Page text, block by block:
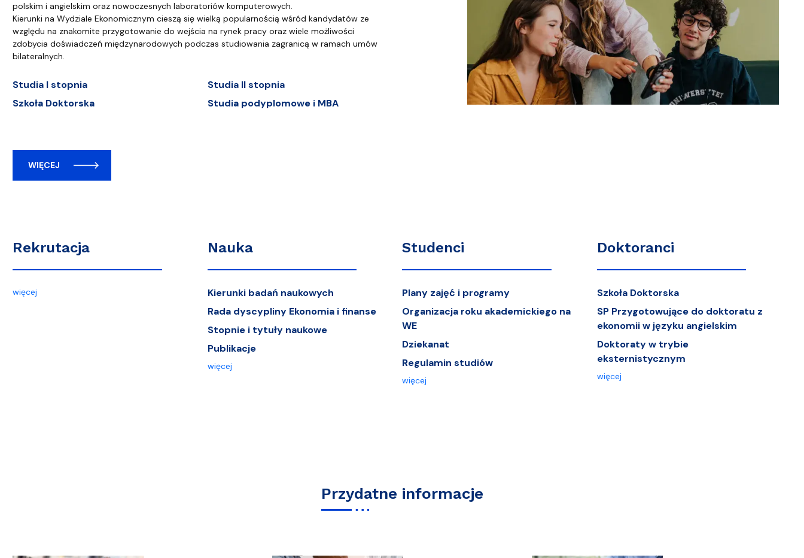
polskim i angielskim oraz nowoczesnych laboratoriów komputerowych.
Kierunki na Wydziale Ekonomicznym cieszą się wielką popularnością wśród kandydatów ze
względu na znakomite przygotowanie do wejścia na rynek pracy oraz wiele możliwości
zdobycia doświadczeń międzynarodowych podczas studiowania zagranicą w ramach umów
bilateralnych.
Studia I stopnia
Studia II stopnia
Szkoła Doktorska
Studia podyplomowe i MBA
WIĘCEJ
Rekrutacja
więcej
Nauka
Kierunki badań naukowych
Rada dyscypliny Ekonomia i finanse
Stopnie i tytuły naukowe
Publikacje
więcej
Studenci
Plany zajęć i programy
Organizacja roku akademickiego na
WE
Dziekanat
Regulamin studiów
więcej
Doktoranci
Szkoła Doktorska
SP Przygotowujące do doktoratu z
ekonomii w języku angielskim
Doktoraty w trybie
eksternistycznym
więcej
Przydatne informacje